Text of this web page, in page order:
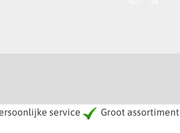
service Groot assortiment